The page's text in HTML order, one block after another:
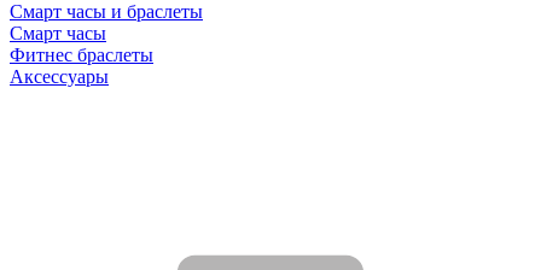
Смарт часы и браслеты
Смарт часы
Фитнес браслеты
Аксессуары